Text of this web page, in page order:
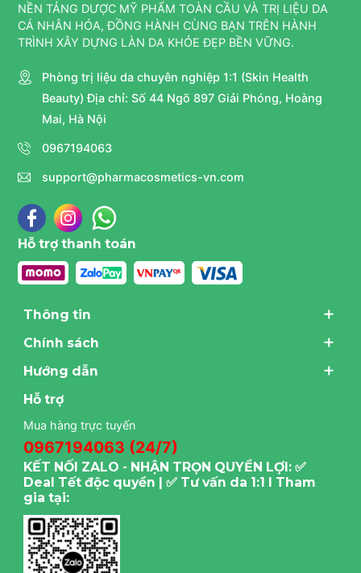
NỀN TẢNG DƯỢC MỸ PHẨM TOÀN CẦU VÀ TRỊ LIỆU DA
CÁ NHÂN HÓA, ĐỒNG HÀNH CÙNG BẠN TRÊN HÀNH
TRÌNH XÂY DỰNG LÀN DA KHỎE ĐẸP BỀN VỮNG.
Phòng trị liệu da chuyên nghiệp 1:1 (Skin Health
Beauty) Địa chỉ: Số 44 Ngõ 897 Giải Phóng, Hoàng
Mai, Hà Nội
0967194063
support@pharmacosmetics-vn.com
Hỗ trợ thanh toán
Thông tin
Chính sách
Hướng dẫn
Hỗ trợ
Mua hàng trực tuyến
0967194063 (24/7)
KẾT NỐI ZALO - NHẬN TRỌN QUYỀN LỢI: ✅
Deal Tết độc quyền | ✅ Tư vấn da 1:1 I Tham
gia tại: